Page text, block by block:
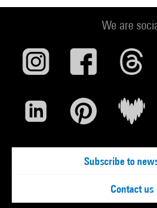
We are
Subscribe to
Contact us